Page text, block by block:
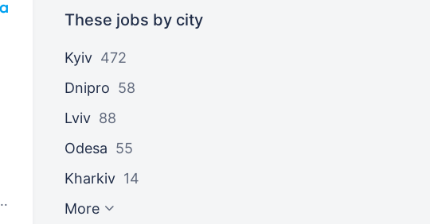
These jobs by city
Kyiv 472
Dnipro 58
Lviv 88
Odesa 55
Kharkiv 14
More